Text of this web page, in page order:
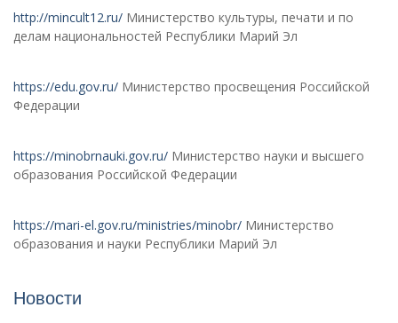
http://mincult12.ru/ Министерство культуры, печати и по
делам национальностей Республики Марий Эл
https://edu.gov.ru/ Министерство просвещения Российской
Федерации
https://minobrnauki.gov.ru/ Министерство науки и высшего
образования Российской Федерации
https://mari-el.gov.ru/ministries/minobr/ Министерство
образования и науки Республики Марий Эл
Новости